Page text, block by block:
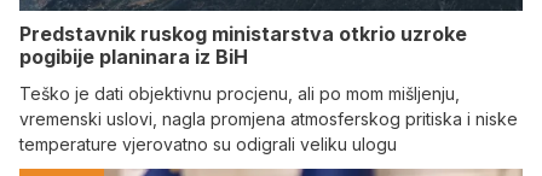
Predstavnik ruskog ministarstva otkrio uzroke
pogibije planinara iz BiH
Teško je dati objektivnu procjenu, ali po mom mišljenju,
vremenski uslovi, nagla promjena atmosferskog pritiska i niske
temperature vjerovatno su odigrali veliku ulogu